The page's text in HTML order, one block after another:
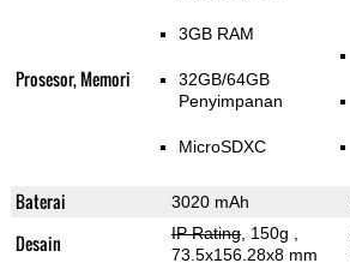
Prosesor, Memori
3GB RAM
32GB/64GB
Penyimpanan
MicroSDXC
Baterai 3020 mAh
Desain IP Rating, 150g
73.5x156.28x8 mm